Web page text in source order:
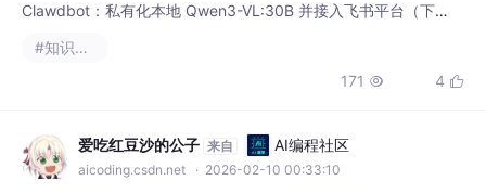
Clawdbot：私有化本地 Qwen3-VL:30B 并接入飞书平台（下
秒内解析化验单并提供循证用药建议，显著提升基层医生决策效
#知识图谱
171  4 
爱吃红豆沙的公子 来自 AI编程社区
aicoding.csdn.net · 2026-02-10 00:33:10